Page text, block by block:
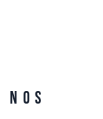
nos